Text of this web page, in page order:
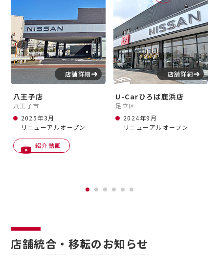
店舗詳細
八王子店
八王子市
2025年3月
リニューアルオープン
紹介動画
店舗詳細
U-Carひろば鹿浜店
足立区
2024年9月
リニューアルオープン
店舗統合・移転のお知らせ